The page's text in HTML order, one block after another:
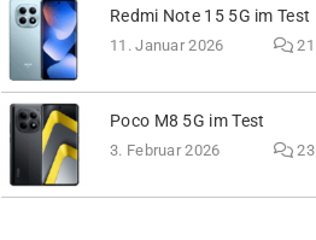
Redmi Note 15 5G im Test
11. Januar 2026 21
Poco M8 5G im Test
3. Februar 2026 23